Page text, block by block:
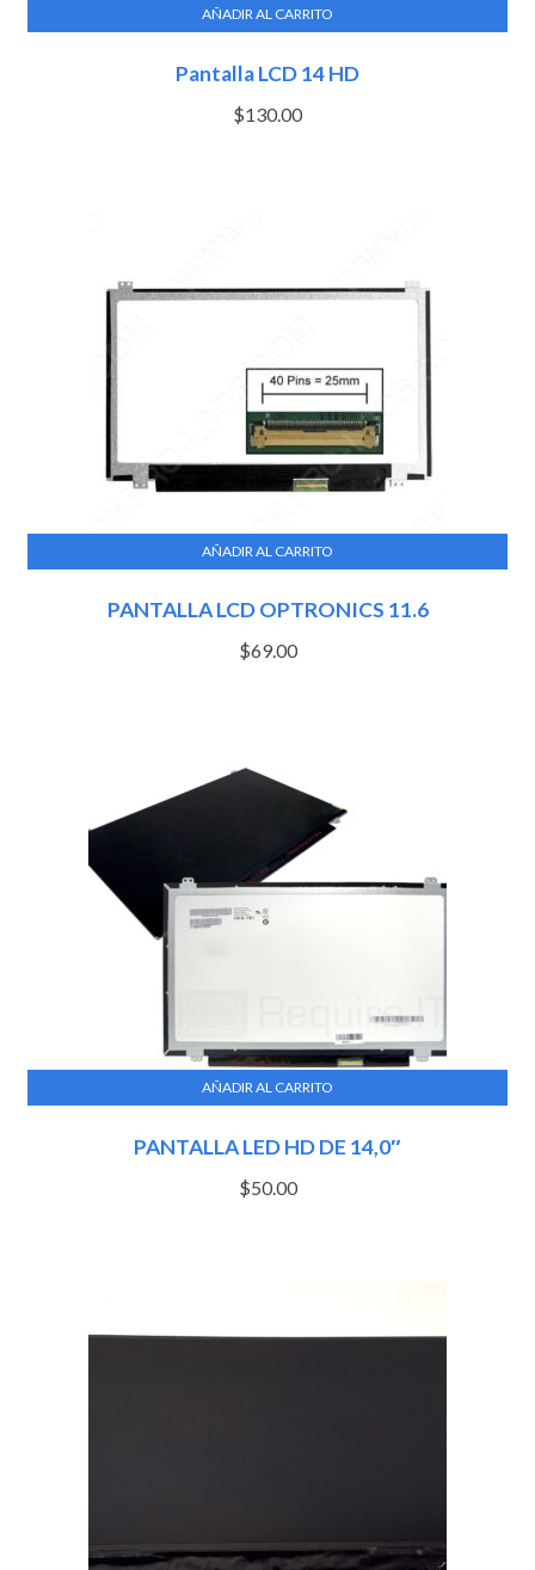
Pantalla LCD 14 HD
$130.00
AÑADIR AL CARRITO
PANTALLA LCD OPTRONICS 11.6
$69.00
AÑADIR AL CARRITO
PANTALLA LED HD DE 14,0″
$50.00
AÑADIR AL CARRITO